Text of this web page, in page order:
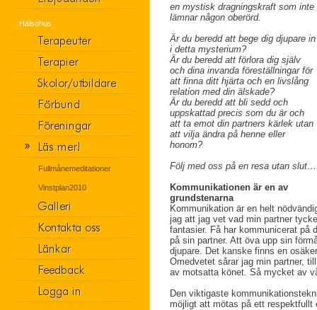
Hälsohus
Fullmånemeditationer
Vinstplan2010
en mystisk dragningskraft som inte
lämnar någon oberörd.
Är du beredd att bege dig djupare in
i detta mysterium?
Är du beredd att förlora dig själv
och dina invanda föreställningar för
att finna ditt hjärta och en livslång
relation med din älskade?
Är du beredd att bli sedd och
uppskattad precis som du är och
att ta emot din partners kärlek utan
att vilja ändra på henne eller
honom?
Följ med oss på en resa utan slut…
Kommunikationen är en av
grundstenarna
Kommunikation är en helt
jag att jag vet vad min partner
fantasier. Få har kommunicerat på
på sin partner. Att öva upp sin
djupare. Det kanske finns en
Omedvetet sårar jag min partner,
av motsatta könet. Så mycket av
Den viktigaste
möjligt att mötas på ett respektfullt